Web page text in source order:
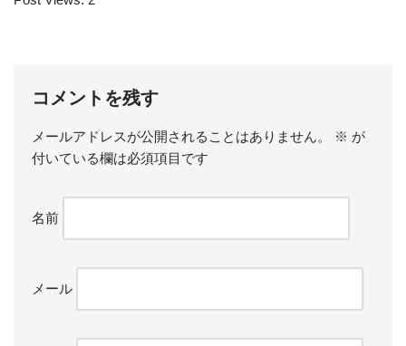
コメントを残す
メールアドレスが公開されることはありません。 ※ が
付いている欄は必須項目です
名前
メール